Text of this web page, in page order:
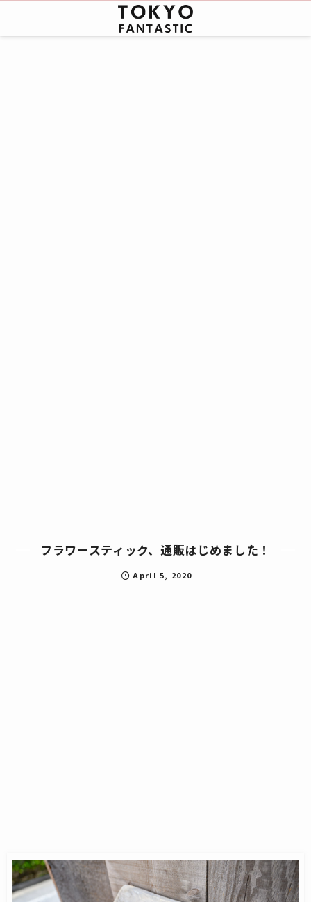
フラワースティック、通販はじめました！
April 5, 2020